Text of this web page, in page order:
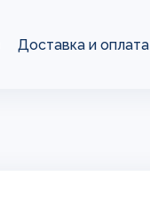
Доставка и оплата